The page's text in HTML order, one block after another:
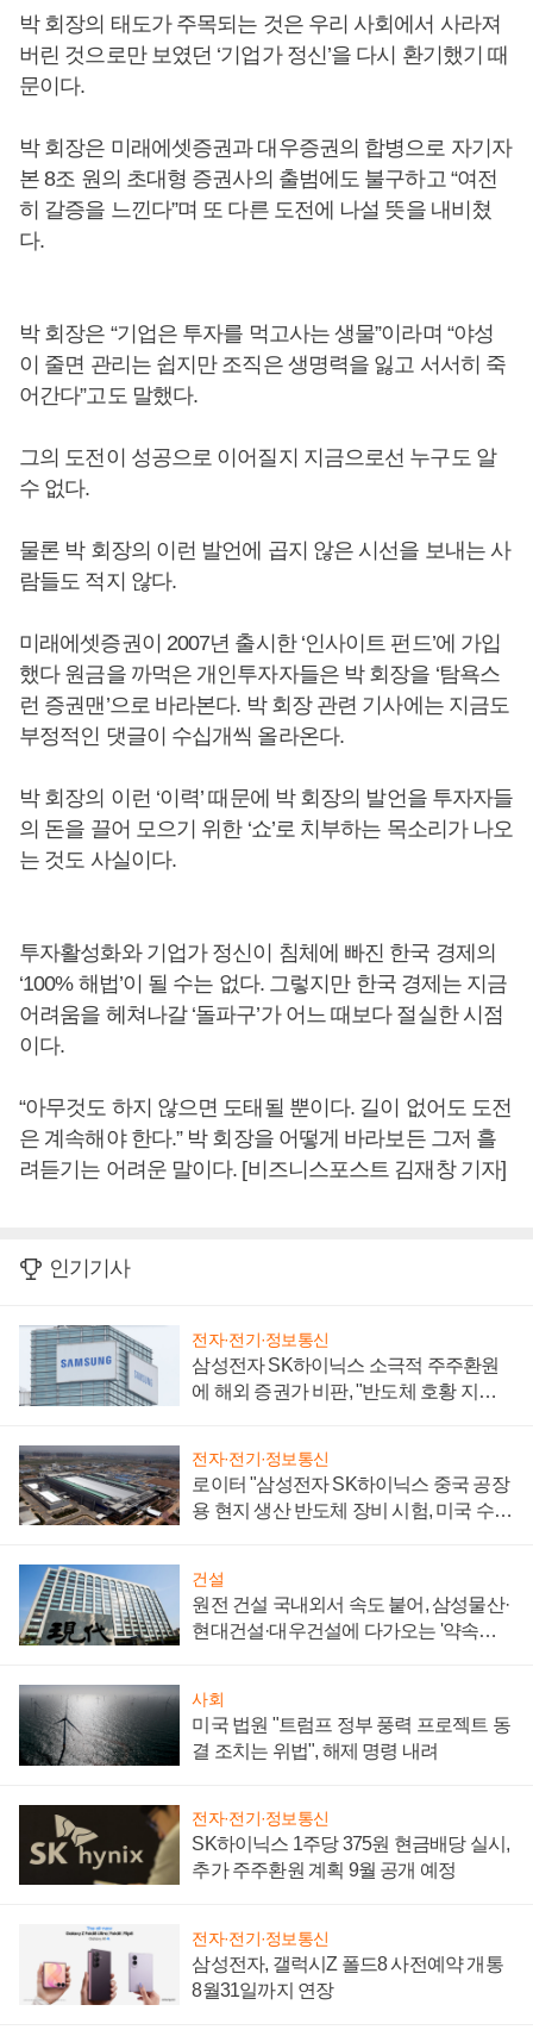
박 회장의 태도가 주목되는 것은 우리 사회에서 사라져
버린 것으로만 보였던 ‘기업가 정신’을 다시 환기했기 때
문이다.
박 회장은 미래에셋증권과 대우증권의 합병으로 자기자
본 8조 원의 초대형 증권사의 출범에도 불구하고 “여전
히 갈증을 느낀다”며 또 다른 도전에 나설 뜻을 내비쳤
다.
박 회장은 “기업은 투자를 먹고사는 생물”이라며 “야성
이 줄면 관리는 쉽지만 조직은 생명력을 잃고 서서히 죽
어간다”고도 말했다.
그의 도전이 성공으로 이어질지 지금으로선 누구도 알
수 없다.
물론 박 회장의 이런 발언에 곱지 않은 시선을 보내는 사
람들도 적지 않다.
미래에셋증권이 2007년 출시한 ‘인사이트 펀드’에 가입
했다 원금을 까먹은 개인투자자들은 박 회장을 ‘탐욕스
런 증권맨’으로 바라본다. 박 회장 관련 기사에는 지금도
부정적인 댓글이 수십개씩 올라온다.
박 회장의 이런 ‘이력’ 때문에 박 회장의 발언을 투자자들
의 돈을 끌어 모으기 위한 ‘쇼’로 치부하는 목소리가 나오
는 것도 사실이다.
투자활성화와 기업가 정신이 침체에 빠진 한국 경제의
‘100% 해법’이 될 수는 없다. 그렇지만 한국 경제는 지금
어려움을 헤쳐나갈 ‘돌파구’가 어느 때보다 절실한 시점
이다.
“아무것도 하지 않으면 도태될 뿐이다. 길이 없어도 도전
은 계속해야 한다.” 박 회장을 어떻게 바라보든 그저 흘
려듣기는 어려운 말이다. [비즈니스포스트 김재창 기자]
인기기사
전자·전기·정보통신
삼성전자 SK하이닉스 소극적 주주환원
에 해외 증권가 비판, "반도체 호황 지속
전자·전기·정보통신
로이터 "삼성전자 SK하이닉스 중국 공장
용 현지 생산 반도체 장비 시험, 미국 수출
건설
원전 건설 국내외서 속도 붙어, 삼성물산·
현대건설·대우건설에 다가오는 '약속의
사회
미국 법원 "트럼프 정부 풍력 프로젝트 동
결 조치는 위법", 해제 명령 내려
전자·전기·정보통신
SK하이닉스 1주당 375원 현금배당 실시,
추가 주주환원 계획 9월 공개 예정
전자·전기·정보통신
삼성전자, 갤럭시Z 폴드8 사전예약 개통
8월31일까지 연장